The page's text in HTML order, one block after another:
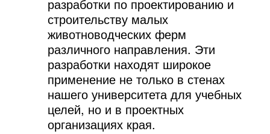
разработки по проектированию и
строительству малых
животноводческих ферм
различного направления. Эти
разработки находят широкое
применение не только в стенах
нашего университета для учебных
целей, но и в проектных
организациях края.